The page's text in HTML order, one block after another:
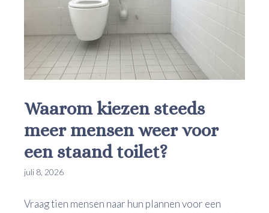
Waarom kiezen steeds
meer mensen weer voor
een staand toilet?
juli 8, 2026
Vraag tien mensen naar hun plannen voor een